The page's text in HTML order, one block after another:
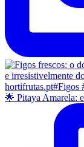
🌟 Pitaya Amarela: